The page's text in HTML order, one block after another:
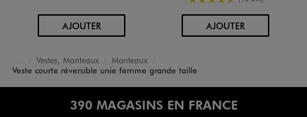
AJOUTERAU PANIER AJOUTERAU PANIER
Accueil
Femme
Vêtements
Vestes, Manteaux
Manteaux
Veste courte réversible unie femme grande taille
390 MAGASINS EN FRANCE